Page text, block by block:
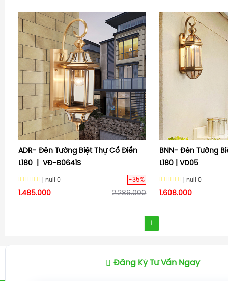
ADR- Đèn Tường Biệt Thự Cổ Điển
L180 | VĐ-B0641S
null 0 -35%
1.485.000 2.286.000
BNN- Đèn Tường
L180 | VD05
null 0
1.608.000
ĐÈN TRANG TRÍ / ĐÈN ĐỒNG CAO
Đăng Ký Tư Vấn Ngay